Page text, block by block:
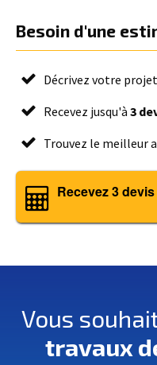
Besoin d'une
Décrivez votre
Recevez jusqu'à 3
Trouvez le meilleur
Recevez 3
Vous
travaux